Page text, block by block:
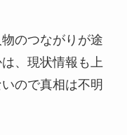
のつながりが途
、現状情報も上
ので真相は不明